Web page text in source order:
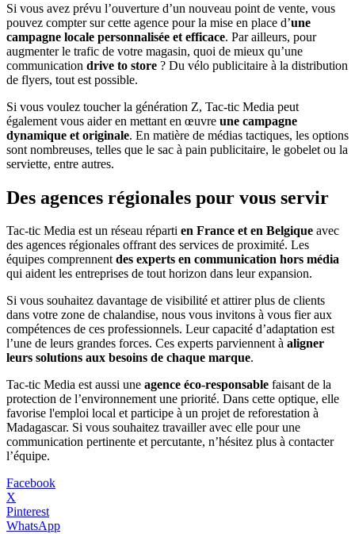
Si vous avez prévu l’ouverture d’un nouveau point de vente, vous
pouvez compter sur cette agence pour la mise en place d’une
campagne locale personnalisée et efficace. Par ailleurs, pour
augmenter le trafic de votre magasin, quoi de mieux qu’une
communication drive to store ? Du vélo publicitaire à la distribution
de flyers, tout est possible.
Si vous voulez toucher la génération Z, Tac-tic Media peut
également vous aider en mettant en œuvre une campagne
dynamique et originale. En matière de médias tactiques, les options
sont nombreuses, telles que le sac à pain publicitaire, le gobelet ou la
serviette, entre autres.
Des agences régionales pour vous servir
Tac-tic Media est un réseau réparti en France et en Belgique avec
des agences régionales offrant des services de proximité. Les
équipes comprennentdes experts en communication hors média
qui aident les entreprises de tout horizon dans leur expansion.
Si vous souhaitez davantage de visibilité et attirer plus de clients
dans votre zone de chalandise, nous vous invitons à vous fier aux
compétences de ces professionnels. Leur capacité d’adaptation est
l’une de leurs grandes forces. Ces experts parviennent à aligner
leurs solutions aux besoins de chaque marque.
Tac-tic Media est aussi une agence éco-responsable faisant de la
protection de l’environnement une priorité. Dans cette optique, elle
favorise l'emploi local et participe à un projet de reforestation à
Madagascar. Si vous souhaitez travailler avec elle pour une
communication pertinente et percutante, n’hésitez plus à contacter
l’équipe.
Facebook
X
Pinterest
WhatsApp